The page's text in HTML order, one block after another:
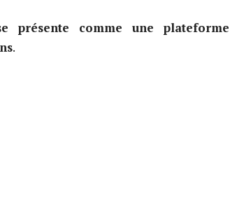
présente comme une plateforme
.